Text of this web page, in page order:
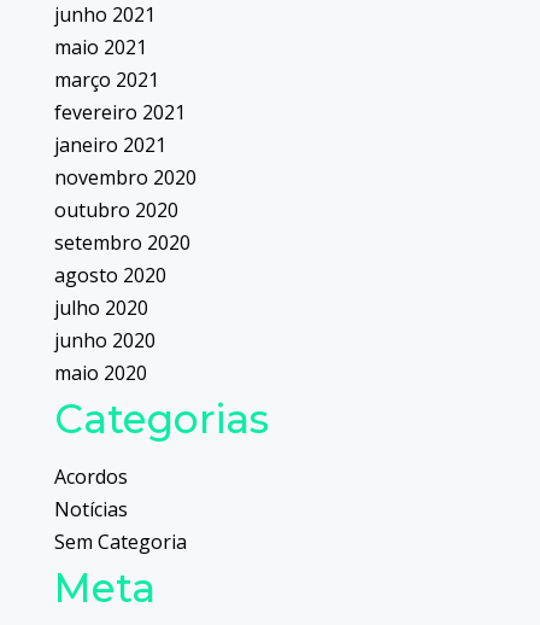
junho 2021
maio 2021
março 2021
fevereiro 2021
janeiro 2021
novembro 2020
outubro 2020
setembro 2020
agosto 2020
julho 2020
junho 2020
maio 2020
Categorias
Acordos
Notícias
Sem Categoria
Meta